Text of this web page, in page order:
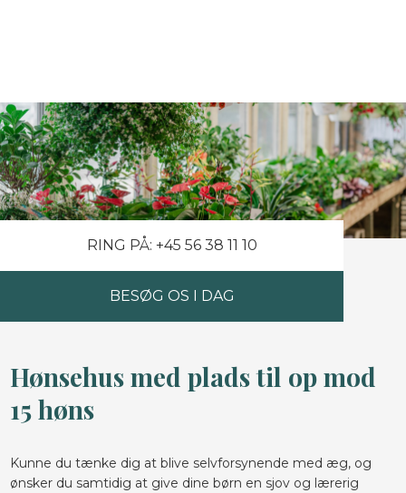
RING PÅ: +45 56 38 11 10
BESØG OS I DAG
Hønsehus med plads til op mod
15 høns
Kunne du tænke dig at blive selvforsynende med æg, og
ønsker du samtidig at give dine børn en sjov og lærerig